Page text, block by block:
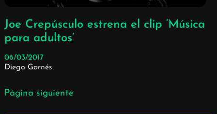
Joe Crepúsculo estrena el clip ‘Música
para adultos’
06/03/2017
Diego Garnés
Página siguiente